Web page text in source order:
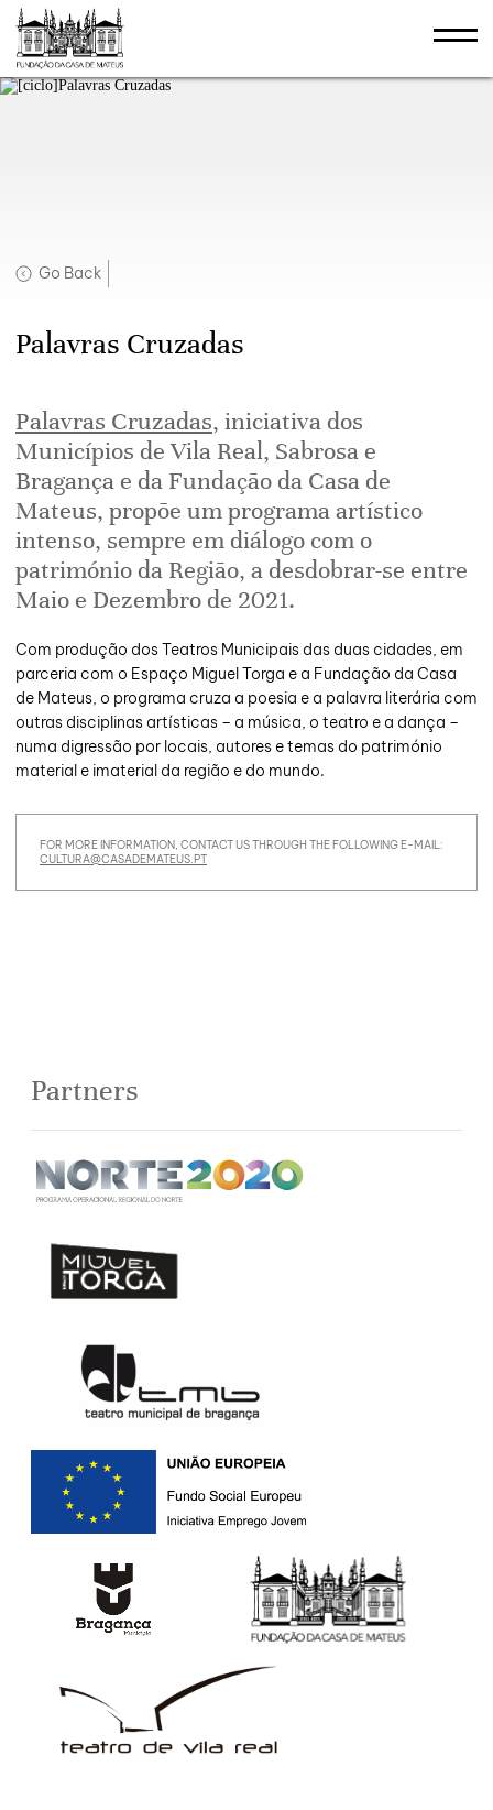
Go Back
Palavras Cruzadas
Palavras Cruzadas, iniciativa dos
Municípios de Vila Real, Sabrosa e
Bragança e da Fundação da Casa de
Mateus, propõe um programa artístico
intenso, sempre em diálogo com o
património da Região, a desdobrar-se entre
Maio e Dezembro de 2021.
Com produção dos Teatros Municipais das duas cidades, em
parceria com o Espaço Miguel Torga e a Fundação da Casa
de Mateus, o programa cruza a poesia e a palavra literária com
outras disciplinas artísticas – a música, o teatro e a dança –
numa digressão por locais, autores e temas do património
material e imaterial da região e do mundo.
FOR MORE INFORMATION, CONTACT US THROUGH THE FOLLOWING E-MAIL:
CULTURA@CASADEMATEUS.PT
Partners